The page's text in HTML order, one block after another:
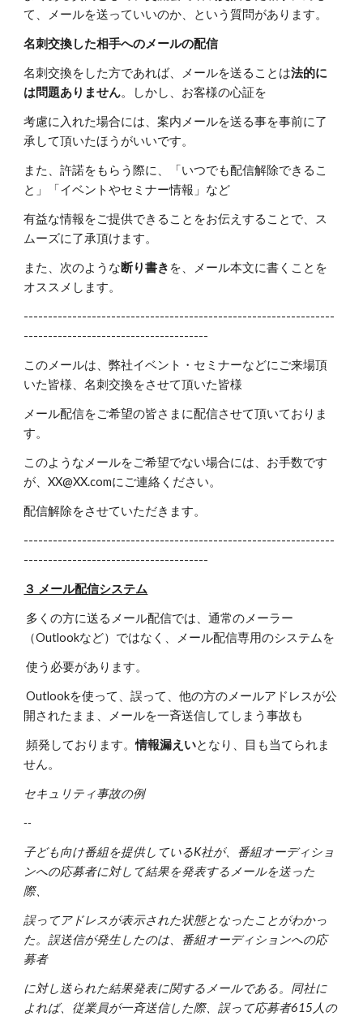
て、メールを送っていいのか、という質問があります。
名刺交換した相手へのメールの配信
名刺交換をした方であれば、メールを送ることは法的に
は問題ありません。しかし、お客様の心証を
考慮に入れた場合には、案内メールを送る事を事前に了
承して頂いたほうがいいです。
また、許諾をもらう際に、「いつでも配信解除できるこ
と」「イベントやセミナー情報」など
有益な情報をご提供できることをお伝えすることで、ス
ムーズに了承頂けます。
また、次のような断り書き を、メール本文に書くことを
オススメします。
----------------------------------------------------------------
--------------------------------------
このメールは、弊社イベント・セミナーなどにご来場頂
いた皆様、名刺交換をさせて頂いた皆様
メール配信をご希望の皆さまに配信させて頂いておりま
す。
このようなメールをご希望でない場合には、お手数です
が、XX@XX.comにご連絡ください。
配信解除をさせていただきます。
----------------------------------------------------------------
--------------------------------------
３ メール配信システム
多くの方に送るメール配信では、通常のメーラー
（Outlookなど）ではなく、メール配信専用のシステムを
使う必要があります。
Outlookを使って、誤って、他の方のメールアドレスが公
開されたまま、メールを一斉送信してしまう事故も
頻発しております。情報漏えいとなり、目も当てられま
せん。
セキュリティ事故の例
--
子ども向け番組を提供しているK社が、番組オーディショ
ンへの応募者に対して結果を発表するメールを送った
際、
誤ってアドレスが表示された状態となったことがわかっ
た。誤送信が発生したのは、番組オーディションへの応
募者
に対し送られた結果発表に関するメールである。同社に
よれば、従業員が一斉送信した際、誤って応募者615人の